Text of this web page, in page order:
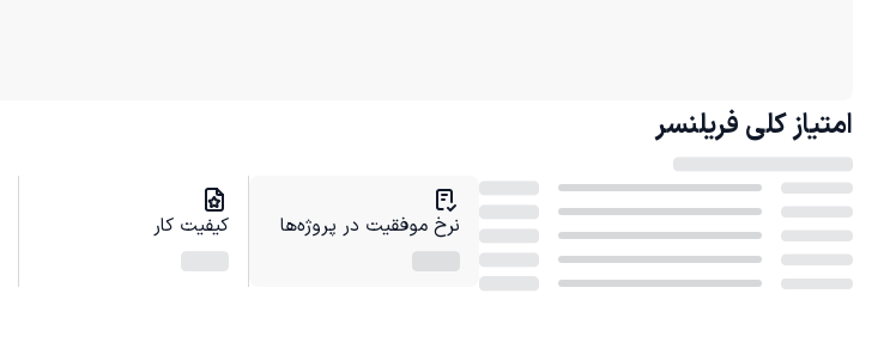
امتیاز کلی فریلنسر
نرخ موفقیت در پروژه‌ها کیفیت کار